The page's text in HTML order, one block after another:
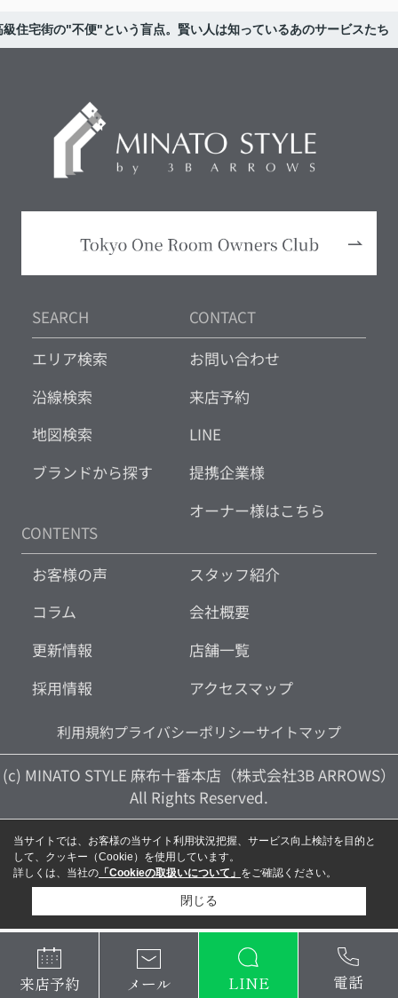
住宅街の"不便"という盲点。賢い人は知っているあのサービスたち
SEARCH
エリア検索
沿線検索
地図検索
ブランドから探す
CONTACT
お問い合わせ
来店予約
LINE
提携企業様
オーナー様はこちら
CONTENTS
お客様の声
コラム
更新情報
採用情報
スタッフ紹介
会社概要
店舗一覧
アクセスマップ
利用規約プライバシーポリシーサイトマップ
(c) MINATO STYLE 麻布十番本店（株式会社3B ARROWS）
All Rights Reserved.
来店予約 メール LINE 電話
当サイトでは、お客様の当サイト利用状況把握、サービス向上検討を目的と
して、クッキー（Cookie）を使用しています。
詳しくは、当社の 「Cookieの取扱いについて」 をご確認ください。
閉じる